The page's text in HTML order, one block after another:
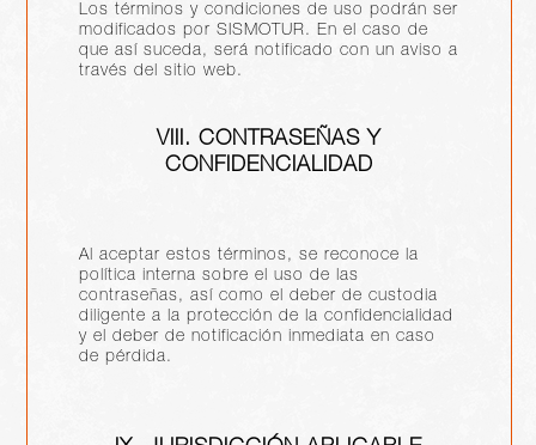
Los términos y condiciones de uso podrán ser
modificados por SISMOTUR. En el caso de
que así suceda, será notificado con un aviso a
través del sitio web.
VIII. CONTRASEÑAS Y
CONFIDENCIALIDAD
Al aceptar estos términos, se reconoce la
política interna sobre el uso de las
contraseñas, así como el deber de custodia
diligente a la protección de la confidencialidad
y el deber de notificación inmediata en caso
de pérdida.